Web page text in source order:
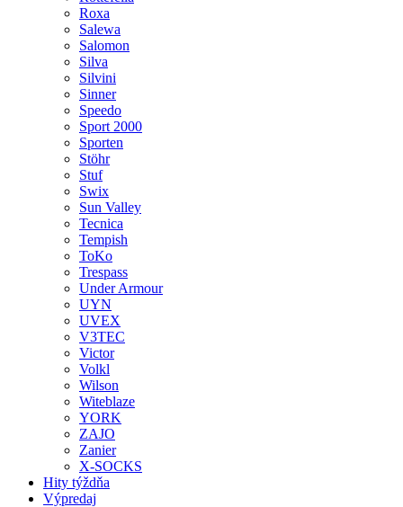
Roxa
Salewa
Salomon
Silva
Silvini
Sinner
Speedo
Sport 2000
Sporten
Stöhr
Stuf
Swix
Sun Valley
Tecnica
Tempish
ToKo
Trespass
Under Armour
UYN
UVEX
V3TEC
Victor
Volkl
Wilson
Witeblaze
YORK
ZAJO
Zanier
X-SOCKS
Hity týždňa
Výpredaj